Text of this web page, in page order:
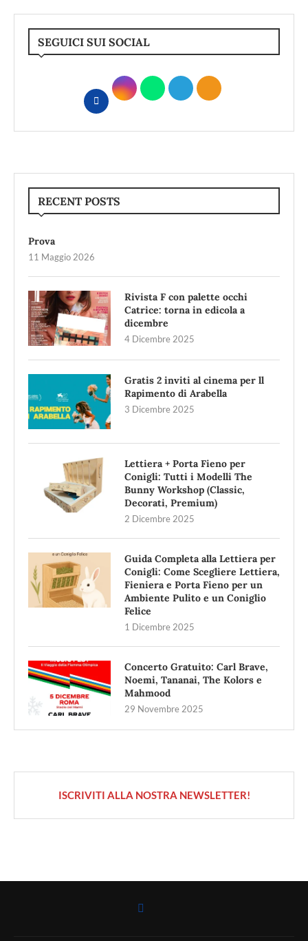
SEGUICI SUI SOCIAL
RECENT POSTS
Prova
11 Maggio 2026
Rivista F con palette occhi
Catrice: torna in edicola a
dicembre
4 Dicembre 2025
Gratis 2 inviti al cinema per ll
Rapimento di Arabella
3 Dicembre 2025
Lettiera + Porta Fieno per
Conigli: Tutti i Modelli The
Bunny Workshop (Classic,
Decorati, Premium)
2 Dicembre 2025
Guida Completa alla Lettiera per
Conigli: Come Scegliere Lettiera,
Fieniera e Porta Fieno per un
Ambiente Pulito e un Coniglio
Felice
1 Dicembre 2025
Concerto Gratuito: Carl Brave,
Noemi, Tananai, The Kolors e
Mahmood
29 Novembre 2025
ISCRIVITI ALLA NOSTRA NEWSLETTER!